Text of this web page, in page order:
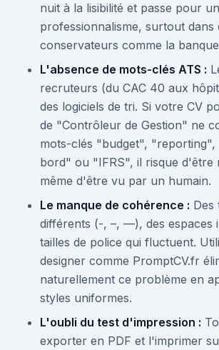
nuit à la lisibilité et passe pour
professionnalisme, surtout dans
conservateurs comme la
L'absence de mots-clés ATS :
recruteurs (du CAC 40 aux
des logiciels de tri. Si votre CV
de "Contrôleur de Gestion" ne
mots-clés "budget", "reporting",
bord" ou "IFRS", il risque d'être
même d'être vu par un humain.
Le manque de cohérence : Des
différents (-, –, —), des espaces
tailles de police qui fluctuent.
designer comme PromptCV.fr
naturellement ce problème en
styles uniformes.
L'oubli du test d'impression :
exporter en PDF et l'imprimer